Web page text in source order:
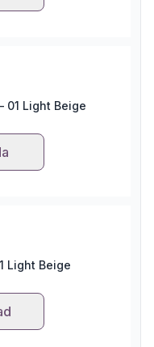
01 Light Beige
Light Beige